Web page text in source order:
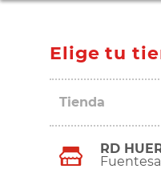
Elige tu
Tienda
RD